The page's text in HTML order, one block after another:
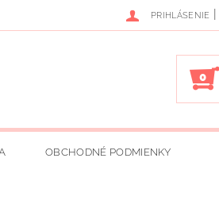
PRIHLÁSENIE |
0
OBCHODNÉ PODMIENKY